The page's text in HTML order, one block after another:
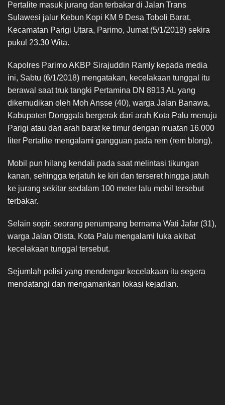
Pertalite masuk jurang dan terbakar di Jalan Trans
Sulawesi jalur Kebun Kopi KM 9 Desa Toboli Barat,
Kecamatan Parigi Utara, Parimo, Jumat (5/1/2018) sekira
pukul 23.30 Wita.
Kapolres Parimo AKBP Sirajuddin Ramly kepada media
ini, Sabtu (6/1/2018) mengatakan, kecelakaan tunggal itu
berawal saat truk tangki Pertamina DN 8913 AL yang
dikemudikan oleh Moh Ansse (40), warga Jalan Banawa,
Kabupaten Donggala bergerak dari arah Kota Palu menuju
Parigi atau dari arah barat ke timur dengan muatan 16.000
liter Pertalite mengalami gangguan pada rem (rem blong).
Mobil pun hilang kendali pada saat melintasi tikungan
kanan, sehingga terjatuh ke kiri dan terseret hingga jatuh
ke jurang sekitar sedalam 100 meter lalu mobil tersebut
terbakar.
Selain sopir, seorang penumpang bernama Wati Jafar (31),
warga Jalan Otista, Kota Palu mengalami luka akibat
kecelakaan tunggal tersebut.
Sejumlah polisi yang mendengar kecelakaan itu segera
mendatangi dan mengamankan lokasi kejadian.